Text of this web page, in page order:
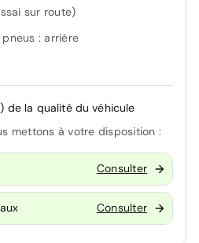
sur route)
: arrière
de la qualité du véhicule
mettons à votre disposition :
Consulter
Consulter